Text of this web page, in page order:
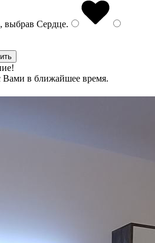
выбрав Сердце.
Вами в ближайшее время.